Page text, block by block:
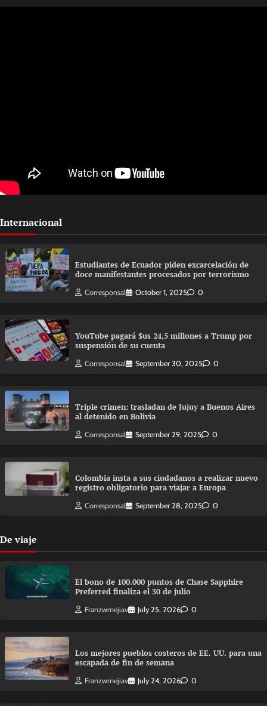
Internacional
Estudiantes de Ecuador piden excarcelación de
doce manifestantes procesados por terrorismo
Corresponsal October 1, 2025 0
YouTube pagará $us 24,5 millones a Trump por
suspensión de su cuenta
Corresponsal September 30, 2025 0
Triple crimen: trasladan de Jujuy a Buenos Aires
al detenido en Bolivia
Corresponsal September 29, 2025 0
Colombia insta a sus ciudadanos a realizar nuevo
registro obligatorio para viajar a Europa
Corresponsal September 28, 2025 0
De viaje
El bono de 100.000 puntos de Chase Sapphire
Preferred finaliza el 30 de julio
Franzwmejiav July 25, 2026 0
Los mejores pueblos costeros de EE. UU. para una
escapada de fin de semana
Franzwmejiav July 24, 2026 0